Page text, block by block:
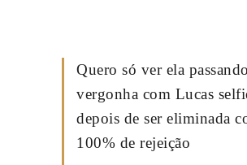
Quero só ver ela passando
vergonha com Lucas
depois de ser eliminada
100% de rejeição